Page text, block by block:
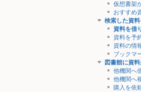
仮想書架
おすすめ
検索した資
資料を借
資料を予
資料の情
ブックマ
図書館に資
他機関へ
他機関へ
購入を依